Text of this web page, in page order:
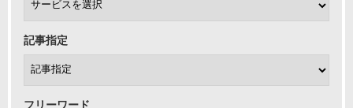
記事指定
フリーワード